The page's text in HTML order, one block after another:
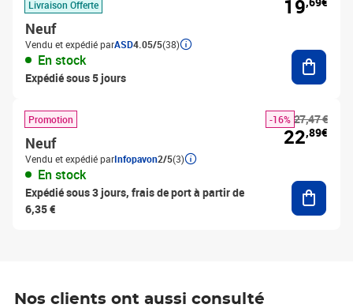
Livraison Offerte
Neuf
Vendu et expédié parASD4.05/5(38)
En stock
Expédié sous 5 jours
19
Promotion
Neuf
Vendu et expédié parInfopavon2/5(3)
En stock
Expédié sous 3 jours, frais de port à partir de
6,35 €
27,47 €
-16%
22,89€
Nos clients ont aussi consulté